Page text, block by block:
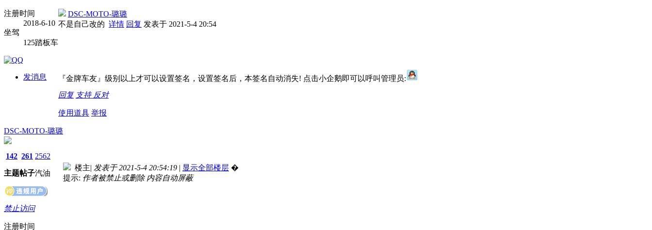
注册时间
2018-6-10
坐驾
125踏板车
发消息
DSC-MOTO-璐璐
不是自己改的 详情 回复 发表于 2021-5-4 20:54
『金牌车友』级别以上才可以设置签名，设置签名后，本签名自动消失! 点击小企鹅即可以呼叫管理员:
回复 支持 反对
使用道具 举报
DSC-MOTO-璐璐
142
主题
261
帖子
2562
汽油
禁止访问
注册时间
楼主| 发表于 2021-5-4 20:54:19 | 显示全部楼层 �
提示: 作者被禁止或删除 内容自动屏蔽